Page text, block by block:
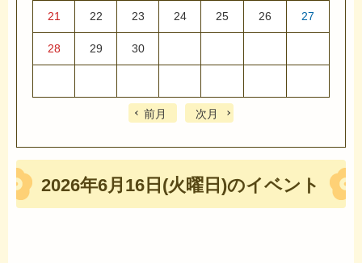
21 22 23 24 25 26 27
28 29 30
前月 次月
2026年6月16日(火曜日)のイベント